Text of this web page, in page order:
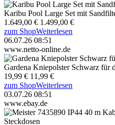
Karibu Pool Large Set mit
1.649,00 € 1.499,00 €
zum ShopWeiterlesen
06.07.26 08:51
www.netto-online.de
Gardena Kniepolster Schwarz für
19,99 € 11,99 €
zum ShopWeiterlesen
03.07.26 08:51
www.ebay.de